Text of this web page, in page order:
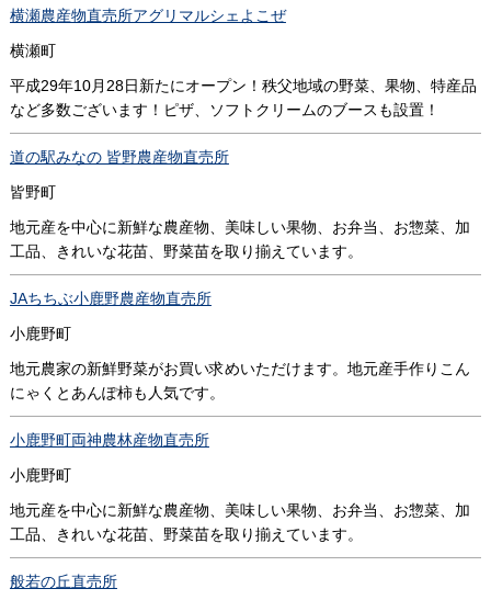
横瀬農産物直売所アグリマルシェよこぜ
横瀬町
平成29年10月28日新たにオープン！秩父地域の野菜、果物、特産品
など多数ございます！ピザ、ソフトクリームのブースも設置！
道の駅みなの 皆野農産物直売所
皆野町
地元産を中心に新鮮な農産物、美味しい果物、お弁当、お惣菜、加
工品、きれいな花苗、野菜苗を取り揃えています。
JAちちぶ小鹿野農産物直売所
小鹿野町
地元農家の新鮮野菜がお買い求めいただけます。地元産手作りこん
にゃくとあんぽ柿も人気です。
小鹿野町両神農林産物直売所
小鹿野町
地元産を中心に新鮮な農産物、美味しい果物、お弁当、お惣菜、加
工品、きれいな花苗、野菜苗を取り揃えています。
般若の丘直売所